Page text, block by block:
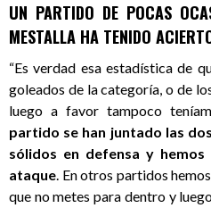
UN PARTIDO DE POCAS
MESTALLA HA TENIDO
“Es verdad esa estadística de
goleados de la categoría, o de
luego a favor tampoco
partido se han juntado las
sólidos en defensa y
ataque. En otros partidos
que no metes para dentro y